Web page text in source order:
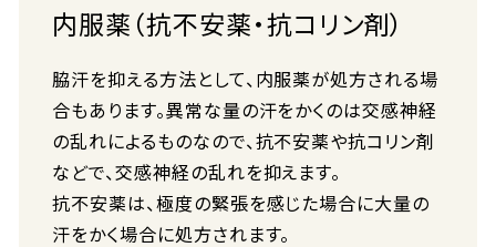
内服薬（抗不安薬・抗コリン剤）
脇汗を抑える方法として、内服薬が処方される場
合もあります。異常な量の汗をかくのは交感神経
の乱れによるものなので、抗不安薬や抗コリン剤
などで、交感神経の乱れを抑えます。
抗不安薬は、極度の緊張を感じた場合に大量の
汗をかく場合に処方されます。